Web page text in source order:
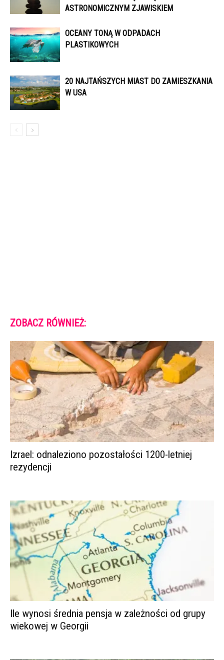
ASTRONOMICZNYM ZJAWISKIEM
OCEANY TONĄ W ODPADACH
PLASTIKOWYCH
20 NAJTAŃSZYCH MIAST DO ZAMIESZKANIA
W USA
ZOBACZ RÓWNIEŻ:
Izrael: odnaleziono pozostałości 1200-letniej
rezydencji
Ile wynosi średnia pensja w zależności od grupy
wiekowej w Georgii